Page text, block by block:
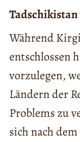
Während
entschlossen
vorzulegen,
Ländern der
Problems zu
sich nach